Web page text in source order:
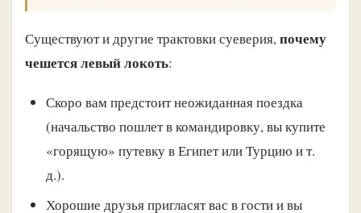
Существуют и другие трактовки суеверия,почему
чешется левый локоть:
Скоро вам предстоит неожиданная поездка
(начальство пошлет в командировку, вы купите
«горящую» путевку в Египет или Турцию и т.
д.).
Хорошие друзья пригласят вас в гости и вы